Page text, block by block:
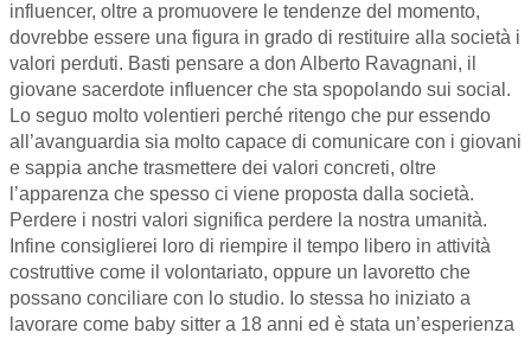
influencer, oltre a promuovere le tendenze del momento,
dovrebbe essere una figura in grado di restituire alla società i
valori perduti. Basti pensare a don Alberto Ravagnani, il
giovane sacerdote influencer che sta spopolando sui social.
Lo seguo molto volentieri perché ritengo che pur essendo
all’avanguardia sia molto capace di comunicare con i giovani
e sappia anche trasmettere dei valori concreti, oltre
l’apparenza che spesso ci viene proposta dalla società.
Perdere i nostri valori significa perdere la nostra umanità.
Infine consiglierei loro di riempire il tempo libero in attività
costruttive come il volontariato, oppure un lavoretto che
possano conciliare con lo studio. Io stessa ho iniziato a
lavorare come baby sitter a 18 anni ed è stata un’esperienza